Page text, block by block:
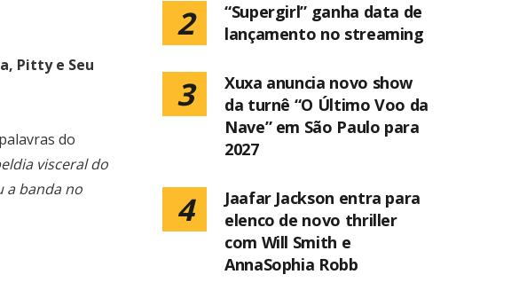
Pitty e Seu
do
visceral do
a banda no
2
“Supergirl” ganha data de
lançamento no streaming
3
Xuxa anuncia novo show
da turnê “O Último Voo da
Nave” em São Paulo para
2027
4
Jaafar Jackson entra para
elenco de novo thriller
com Will Smith e
AnnaSophia Robb